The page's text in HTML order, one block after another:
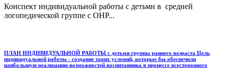
Конспект индивидуальной работы с детьми в средней
логопедической группе с ОНР...
ПЛАН ИНДИВИДУАЛЬНОЙ РАБОТЫ с детьми группы раннего возраста Цель
индивидуальной работы - создание таких условий, которые бы обеспечили
наибольшую реализацию возможностей воспитанника в процессе всестороннего